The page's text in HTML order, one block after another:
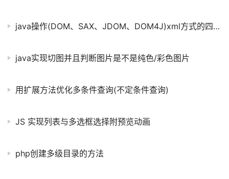
java操作(DOM、SAX、JDOM、DOM4J)xml方式的四种比较与详解
java实现切图并且判断图片是不是纯色/彩色图片
用扩展方法优化多条件查询(不定条件查询)
JS 实现列表与多选框选择附预览动画
php创建多级目录的方法